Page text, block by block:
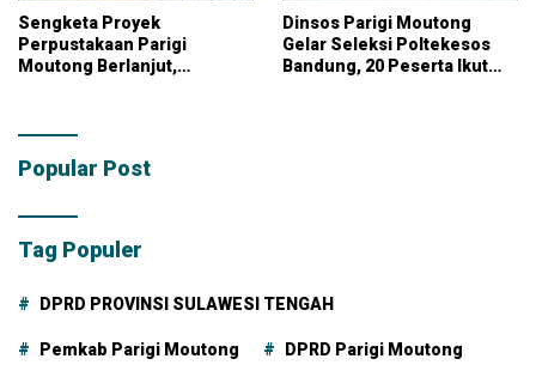
Sengketa Proyek
Perpustakaan Parigi
Moutong Berlanjut,
dengan Dana Pribadi
Dinsos Parigi Moutong
Gelar Seleksi Poltekesos
Bandung, 20 Peserta Ikut
Popular Post
Tag Populer
DPRD PROVINSI SULAWESI TENGAH
Pemkab Parigi Moutong DPRD Parigi Moutong